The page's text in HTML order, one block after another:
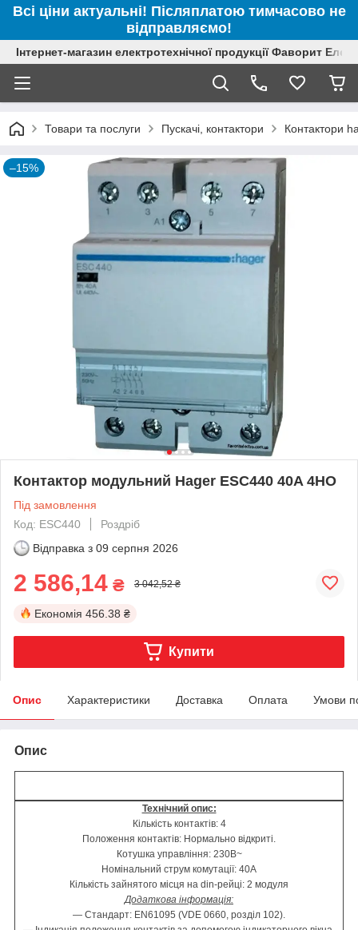
Всі ціни актуальні! Післяплатою тимчасово не
відправляємо!
Інтернет-магазин електротехнічної продукції Фаворит
Товари та послуги Пускачі, контактори Контактори
–15%
Контактор модульний Hager ESC440 40A 4НО
Під замовлення
Код: ESC440
Роздріб
Відправка з 09 серпня 2026
2 586,14 ₴ 3 042,52 ₴
Економія 456.38 ₴
Купити
Опис Характеристики Доставка Оплата Умови
Опис
Технічний опис:
Кількість контактів: 4
Положення контактів: Нормально відкриті.
Котушка управління: 230В~
Номінальний струм комутації: 40А
Кількість зайнятого місця на din-рейці: 2 модуля
Додаткова інформація:
― Стандарт: EN61095 (VDE 0660, розділ 102).